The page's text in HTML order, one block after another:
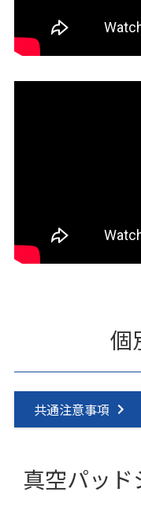
個
共通注意事項
真空パッド